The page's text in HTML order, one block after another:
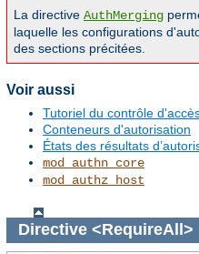
La directive AuthMerging
laquelle les configurations
des sections précitées.
Voir aussi
Tutoriel du contrôle
Conteneurs d'autorisation
États des résultats
mod_authn_core
mod_authz_host
Directive <RequireAll>